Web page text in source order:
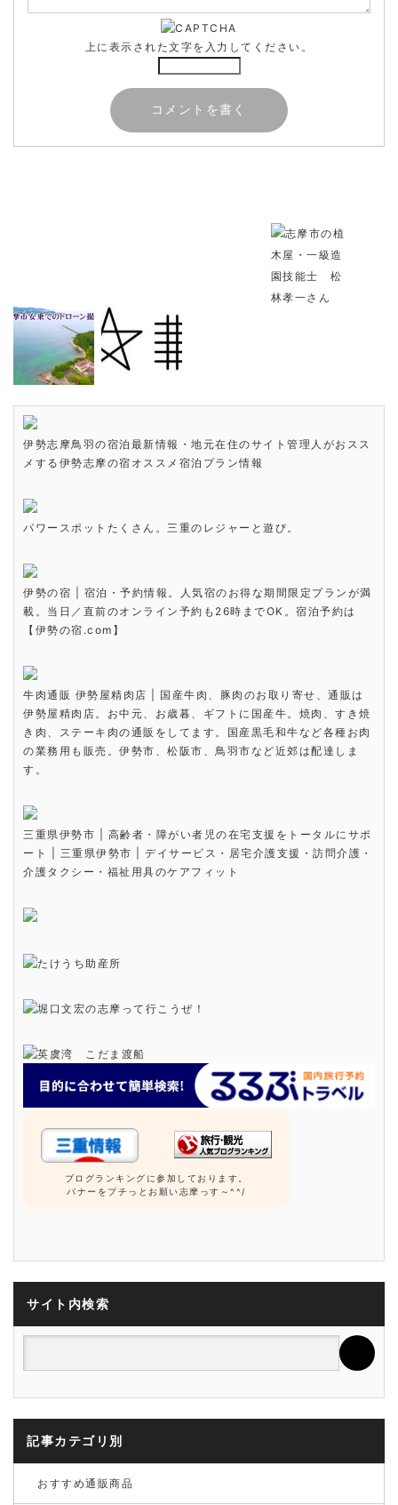
上に表示された文字を入力してください。
伊勢志摩鳥羽の宿泊最新情報・地元在住のサイト管理人がおスス
メする伊勢志摩の宿オススメ宿泊プラン情報
パワースポットたくさん。三重のレジャーと遊び。
伊勢の宿 | 宿泊・予約情報。人気宿のお得な期間限定プランが満
載。当日／直前のオンライン予約も26時までOK。宿泊予約は
【伊勢の宿.com】
牛肉通販 伊勢屋精肉店 | 国産牛肉、豚肉のお取り寄せ、通販は
伊勢屋精肉店。お中元、お歳暮、ギフトに国産牛。焼肉、すき焼
き肉、ステーキ肉の通販をしてます。国産黒毛和牛など各種お肉
の業務用も販売。伊勢市、松阪市、鳥羽市など近郊は配達しま
す。
三重県伊勢市 | 高齢者・障がい者児の在宅支援をトータルにサポ
ート | 三重県伊勢市 | デイサービス・居宅介護支援・訪問介護・
介護タクシー・福祉用具のケアフィット
ブログランキングに参加しております。
バナーをプチっとお願い志摩っす～^^/
サイト内検索
記事カテゴリ別
おすすめ通販商品